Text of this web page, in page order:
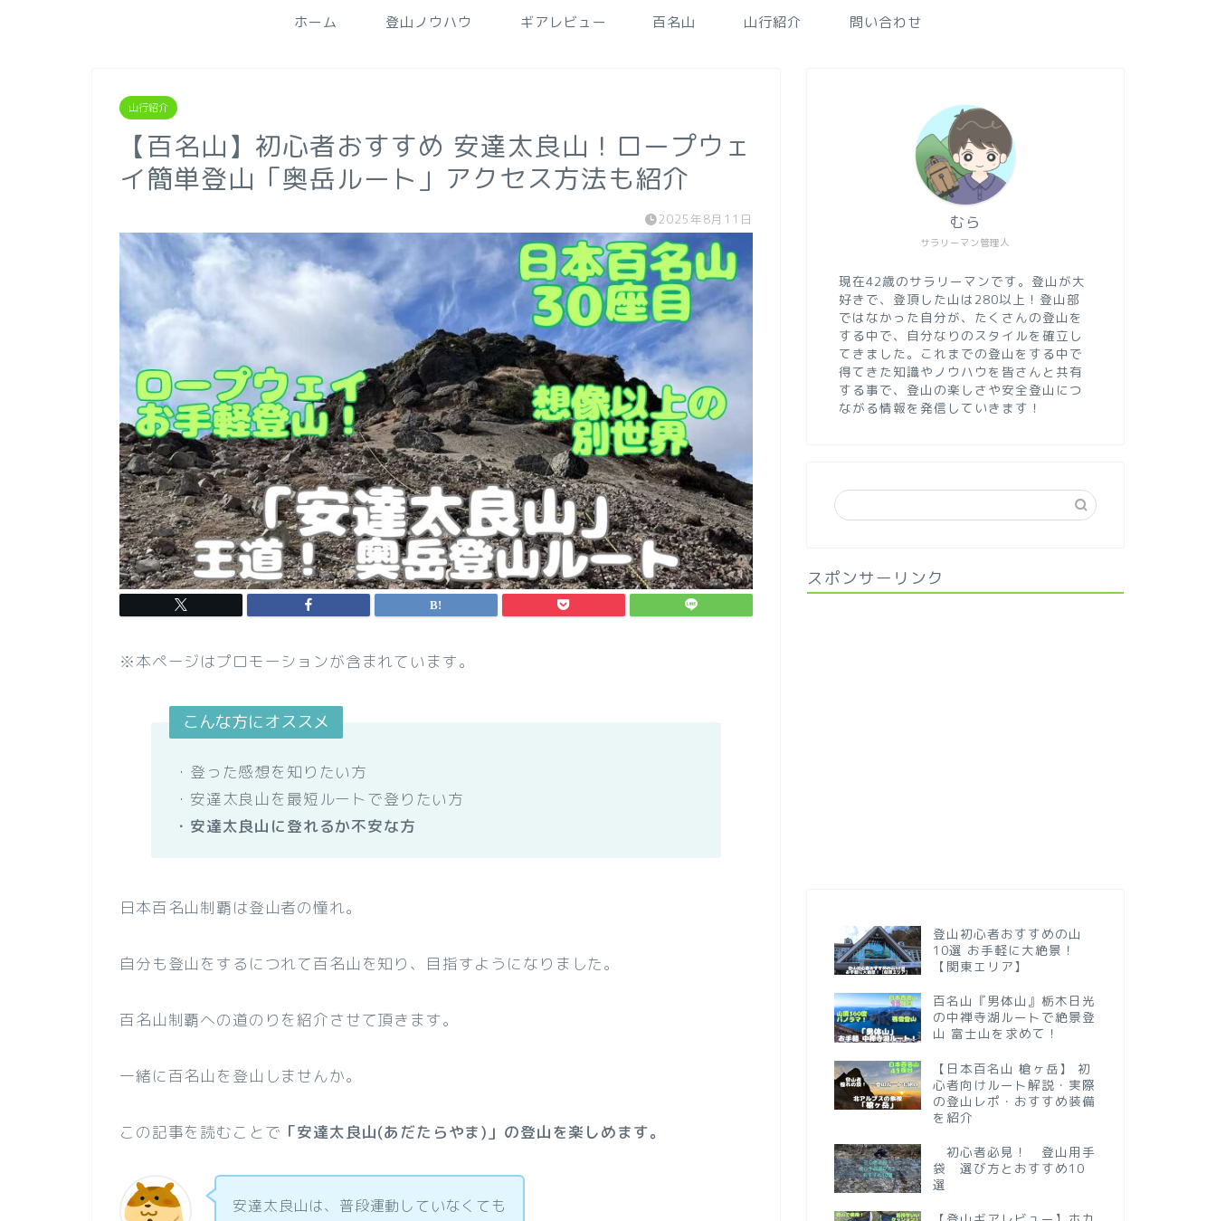
ホーム 登山ノウハウ ギアレビュー 百名山 山行紹介 問い合わせ
山行紹介
【百名山】初心者おすすめ 安達太良山！ロープウェ
イ簡単登山「奥岳ルート」アクセス方法も紹介
2025年8月11日
※本ページはプロモーションが含まれています。
こんな方にオススメ
・登った感想を知りたい方
・安達太良山を最短ルートで登りたい方
・安達太良山に登れるか不安な方
日本百名山制覇は登山者の憧れ。
自分も登山をするにつれて百名山を知り、目指すようになりました。
百名山制覇への道のりを紹介させて頂きます。
一緒に百名山を登山しませんか。
この記事を読むことで 「安達太良山(あだたらやま)」の登山を楽しめます。
安達太良山は、普段運動していなくても
サラリーマン管理人
むら
現在42歳のサラリーマンです。登山が大
好きで、登頂した山は280以上！登山部
ではなかった自分が、たくさんの登山を
する中で、自分なりのスタイルを確立し
てきました。これまでの登山をする中で
得てきた知識やノウハウを皆さんと共有
する事で、登山の楽しさや安全登山につ
ながる情報を発信していきます！
スポンサーリンク
登山初心者おすすめの山
10選 お手軽に大絶景！
【関東エリア】
百名山『男体山』栃木日光
の中禅寺湖ルートで絶景登
山 富士山を求めて！
【日本百名山 槍ヶ岳】 初
心者向けルート解説・実際
の登山レポ・おすすめ装備
を紹介
初心者必見！ 登山用手
袋 選び方とおすすめ10
選